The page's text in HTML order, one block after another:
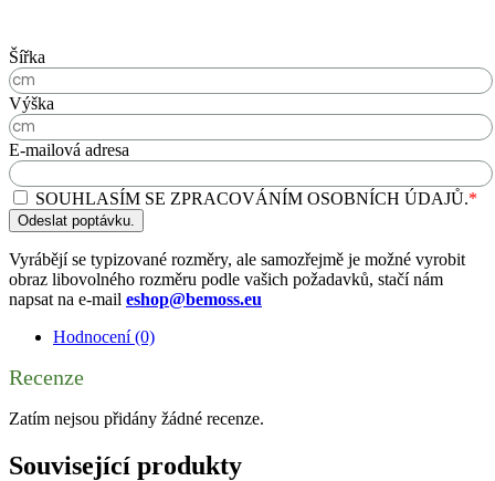
Šířka
Výška
E-mailová adresa
SOUHLASÍM SE ZPRACOVÁNÍM OSOBNÍCH ÚDAJŮ.*
Odeslat poptávku.
Vyrábějí se typizované rozměry, ale samozřejmě je možné vyrobit
obraz libovolného rozměru podle vašich požadavků, stačí nám
napsat na e-mail eshop@bemoss.eu
Hodnocení (0)
Recenze
Zatím nejsou přidány žádné recenze.
Související produkty